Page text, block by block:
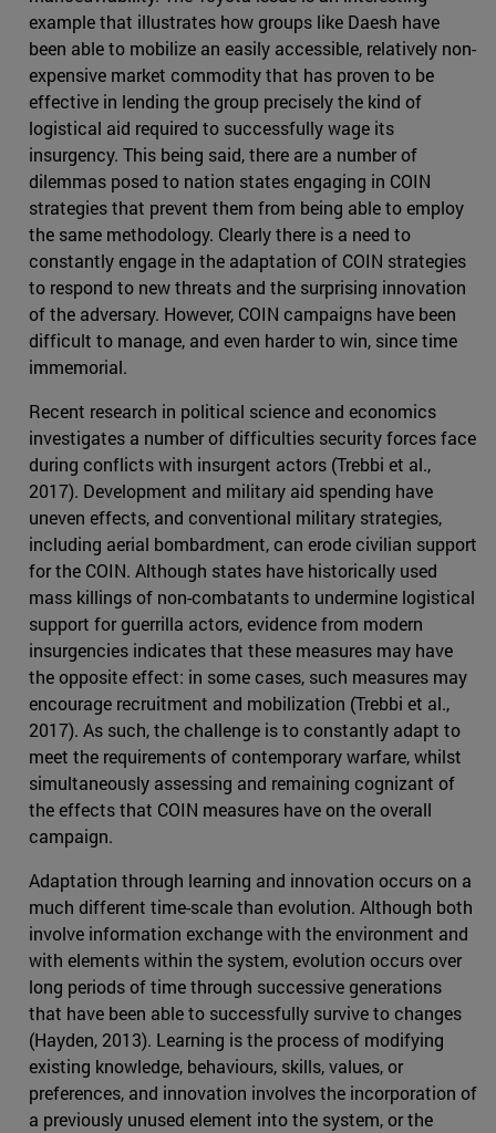
example that illustrates how groups like Daesh have
been able to mobilize an easily accessible, relatively non-
expensive market commodity that has proven to be
effective in lending the group precisely the kind of
logistical aid required to successfully wage its
insurgency. This being said, there are a number of
dilemmas posed to nation states engaging in COIN
strategies that prevent them from being able to employ
the same methodology. Clearly there is a need to
constantly engage in the adaptation of COIN strategies
to respond to new threats and the surprising innovation
of the adversary. However, COIN campaigns have been
difficult to manage, and even harder to win, since time
immemorial.
Recent research in political science and economics
investigates a number of difficulties security forces face
during conflicts with insurgent actors (Trebbi et al.,
2017). Development and military aid spending have
uneven effects, and conventional military strategies,
including aerial bombardment, can erode civilian support
for the COIN. Although states have historically used
mass killings of non-combatants to undermine logistical
support for guerrilla actors, evidence from modern
insurgencies indicates that these measures may have
the opposite effect: in some cases, such measures may
encourage recruitment and mobilization (Trebbi et al.,
2017). As such, the challenge is to constantly adapt to
meet the requirements of contemporary warfare, whilst
simultaneously assessing and remaining cognizant of
the effects that COIN measures have on the overall
campaign.
Adaptation through learning and innovation occurs on a
much different time-scale than evolution. Although both
involve information exchange with the environment and
with elements within the system, evolution occurs over
long periods of time through successive generations
that have been able to successfully survive to changes
(Hayden, 2013). Learning is the process of modifying
existing knowledge, behaviours, skills, values, or
preferences, and innovation involves the incorporation of
a previously unused element into the system, or the